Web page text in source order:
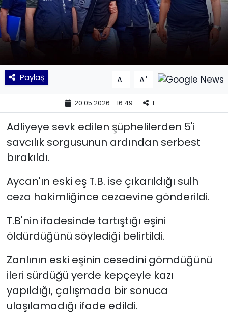
Paylaş A- A+
20.05.2026 - 16:49 1
Adliyeye sevk edilen şüphelilerden 5'i
savcılık sorgusunun ardından serbest
bırakıldı.
Aycan'ın eski eş T.B. ise çıkarıldığı sulh
ceza hakimliğince cezaevine gönderildi.
T.B'nin ifadesinde tartıştığı eşini
öldürdüğünü söylediği belirtildi.
Zanlının eski eşinin cesedini gömdüğünü
ileri sürdüğü yerde kepçeyle kazı
yapıldığı, çalışmada bir sonuca
ulaşılamadığı ifade edildi.
POLİTİKA
SAĞLIK
Siyaset
TEKNOLOJİ
Yaşam
YEREL YÖNETİMLER
Yurt